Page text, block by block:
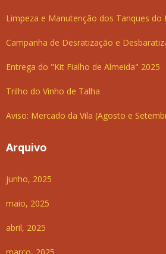
Limpeza e Manutenção dos Tanques do
Campanha de Desratização e
Entrega do "Kit Fialho de Almeida" 2025
Trilho do Vinho de Talha
Aviso: Mercado da Vila (Agosto e
Arquivo
junho, 2025
maio, 2025
abril, 2025